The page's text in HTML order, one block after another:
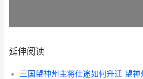
延伸阅读
三国望神州主将仕途如何升迁 望神